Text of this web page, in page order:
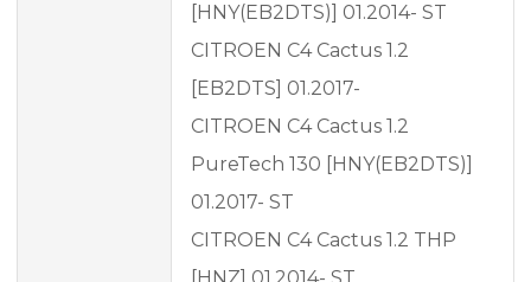
[HNY(EB2DTS)] 01.2014- ST
CITROEN C4 Cactus 1.2
[EB2DTS] 01.2017-
CITROEN C4 Cactus 1.2
PureTech 130 [HNY(EB2DTS)]
01.2017- ST
CITROEN C4 Cactus 1.2 THP